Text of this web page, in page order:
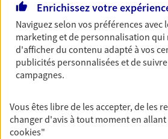
Préparez sereinement ce
votre vie avec les conseils d'un
notre solution PER (Plan
spécialement conçue pour la
Couvrez vos dépenses de santé
votre famille avec la
vous ressemble.
Enrichissez votre
Naviguez selon vos préférences avec
marketing et de personnalisation
d'afficher du contenu adapté à vos
publicités personnalisées et de
campagnes.
Vous êtes libre de les accepter, de les
changer d'avis à tout moment en
cookies"